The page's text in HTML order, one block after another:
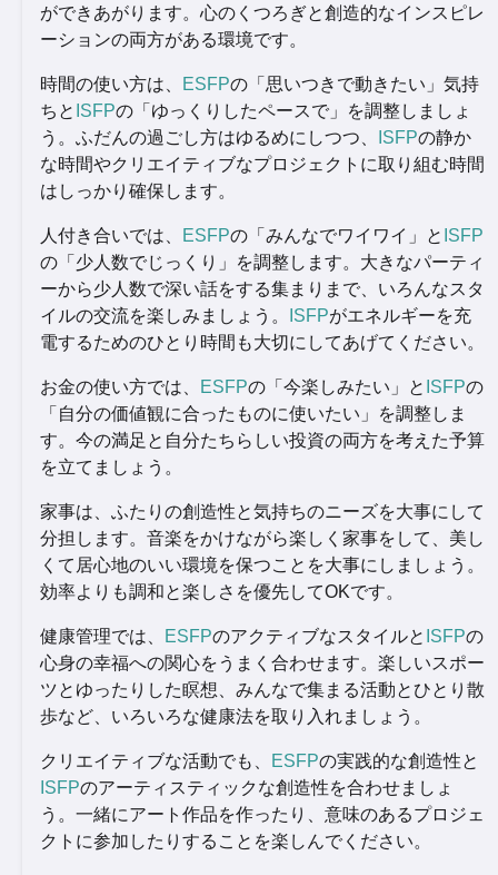
ができあがります。心のくつろぎと創造的なインスピレ
ーションの両方がある環境です。
時間の使い方は、 ESFPの「思いつきで動きたい」気持
ちと ISFPの「ゆっくりしたペースで」を調整しましょ
う。ふだんの過ごし方はゆるめにしつつ、
ISFPの静か
な時間やクリエイティブなプロジェクトに取り組む時間
はしっかり確保します。
人付き合いでは、 ESFPの「みんなでワイワイ」と ISFP
の「少人数でじっくり」を調整します。大きなパーティ
ーから少人数で深い話をする集まりまで、いろんなスタ
イルの交流を楽しみましょう。
ISFPがエネルギーを充
電するためのひとり時間も大切にしてあげてください。
お金の使い方では、 ESFPの「今楽しみたい」と ISFPの
「自分の価値観に合ったものに使いたい」を調整しま
す。今の満足と自分たちらしい投資の両方を考えた予算
を立てましょう。
家事は、ふたりの創造性と気持ちのニーズを大事にして
分担します。音楽をかけながら楽しく家事をして、美し
くて居心地のいい環境を保つことを大事にしましょう。
効率よりも調和と楽しさを優先してOKです。
健康管理では、 ESFPのアクティブなスタイルと ISFPの
心身の幸福への関心をうまく合わせます。楽しいスポー
ツとゆったりした瞑想、みんなで集まる活動とひとり散
歩など、いろいろな健康法を取り入れましょう。
クリエイティブな活動でも、 ESFPの実践的な創造性と
ISFPのアーティスティックな創造性を合わせましょ
う。一緒にアート作品を作ったり、意味のあるプロジェ
クトに参加したりすることを楽しんでください。